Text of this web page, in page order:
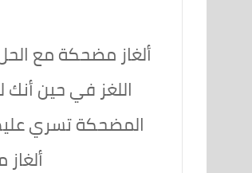
ألغاز مضحكة مع
اللغز في حين
المضحكة تسري